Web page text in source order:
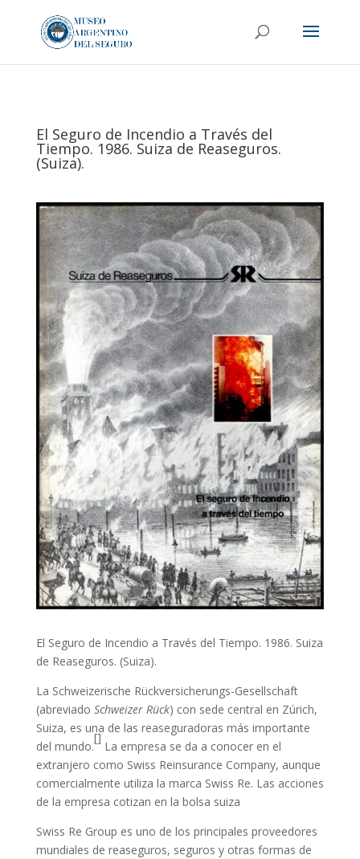
El Seguro de Incendio a Través del
Tiempo. 1986. Suiza de Reaseguros.
(Suiza).
El Seguro de Incendio a Través del Tiempo. 1986. Suiza
de Reaseguros. (Suiza).
La Schweizerische Rückversicherungs-Gesellschaft
(abreviado Schweizer Rück) con sede central en Zúrich,
Suiza, es una de las reaseguradoras más importante
del mundo.
[]
La empresa se da a conocer en el
extranjero como Swiss Reinsurance Company, aunque
comercialmente utiliza la marca Swiss Re. Las acciones
de la empresa cotizan en la bolsa suiza
Swiss Re Group es uno de los principales proveedores
mundiales de reaseguros, seguros y otras formas de